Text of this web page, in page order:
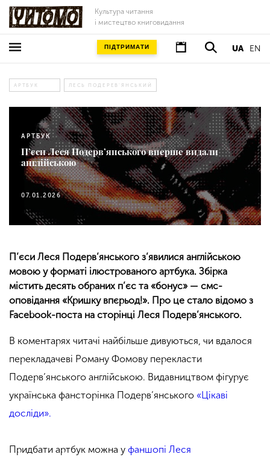
Культура читання
і мистецтво книговидання
UA EN
ПІДТРИМАТИ
АРТБУК ЛЕСЬ ПОДЕРЕВ'ЯНСЬКИЙ
АРТБУК
П’єси Леся Подерв’янського вперше видали
англійською
07.01.2026
П’єси Леся Подерв’янського з’явилися англійською
мовою у форматі ілюстрованого артбука. Збірка
містить десять обраних п’єс та «бонус» — смс-
оповідання «Кришку впєрьод!». Про це стало відомо з
Facebook-поста на сторінці Леся Подерв’янського.
В коментарях читачі найбільше дивуються, чи вдалося
перекладачеві Роману Фомову перекласти
Подерв’янського англійською. Видавництвом фігурує
українська фансторінка Подерв’янського «Цікаві
досліди».
Придбати артбук можна у фаншопі Леся